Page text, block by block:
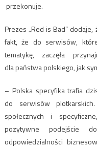
przekonuje.
Prezes „Red is Bad”
fakt, że do serwisów,
tematykę, zaczęła
dla państwa polskiego, jak
– Polska specyfika trafia
do serwisów
społecznych i
pozytywne podejście
odpowiedzialności